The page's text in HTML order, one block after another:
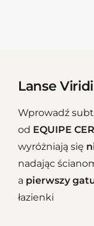
Lanse
Wprowadź
od EQUIPE
wyróżniają się
nadając
a pierwszy
łazienki